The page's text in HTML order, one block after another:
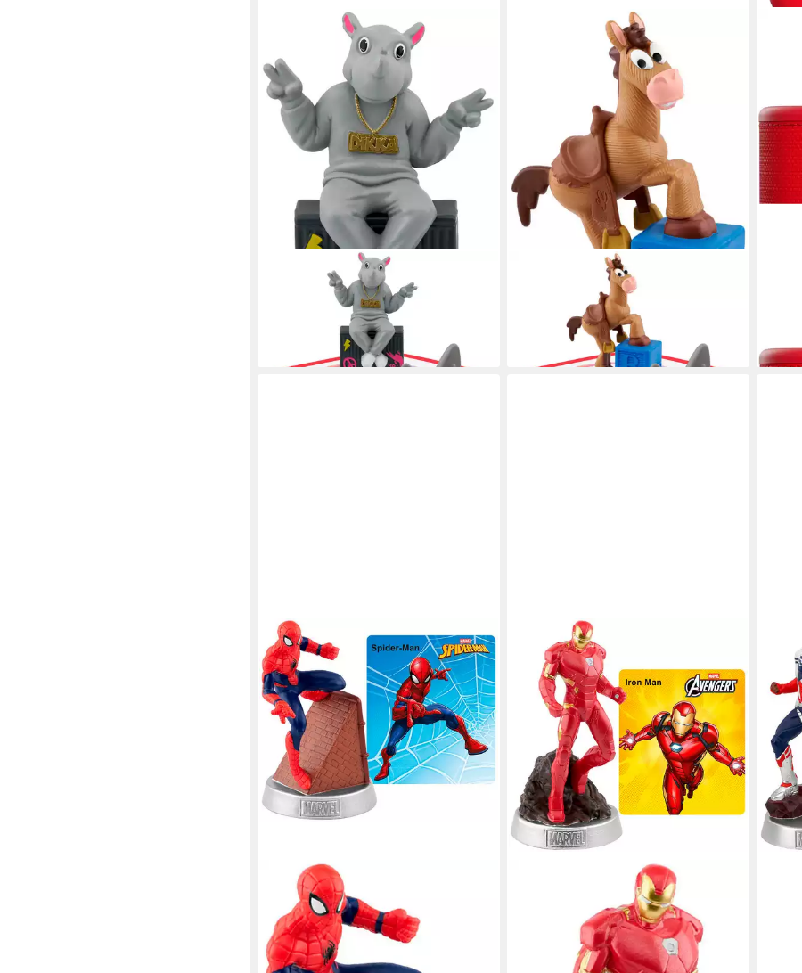
Hörspielfigur DIKKA - Boom
Schakkalakka
lieferbar in 3 Wochen
Hörspielfigur Disney Pixar - Toy
ab 16,99 €
lieferbar in 3 Wochen